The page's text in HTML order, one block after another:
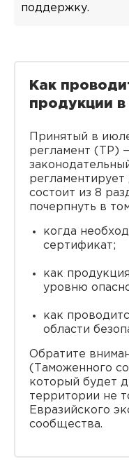
поддержку.
Как
продукции
Принятый в
регламент (ТР)
состоит из 8
почерпнуть в
когда
сертификат;
как
уровню
как
области
Обратите
(Таможенного
который будет
территории не
Евразийского
сообщества.